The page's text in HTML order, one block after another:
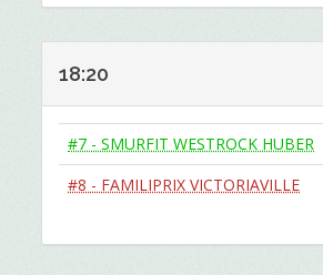
18:20
#7 - SMURFIT WESTROCK HUBER
#8 - FAMILIPRIX VICTORIAVILLE